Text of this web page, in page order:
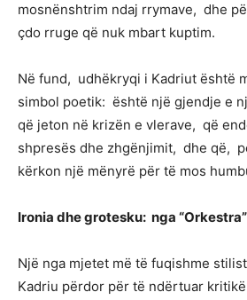
mosnënshtrim ndaj rrymave, dhe
çdo rruge që nuk mbart kuptim.
Në fund, udhëkryqi i Kadriut është
simbol poetik: është një gjendje e
që jeton në krizën e vlerave, që
shpresës dhe zhgënjimit, dhe që,
kërkon një mënyrë për të mos
Ironia dhe grotesku: nga
Një nga mjetet më të fuqishme
Kadriu përdor për të ndërtuar